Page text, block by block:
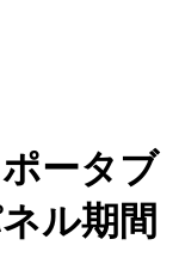
ータブ
ル期間